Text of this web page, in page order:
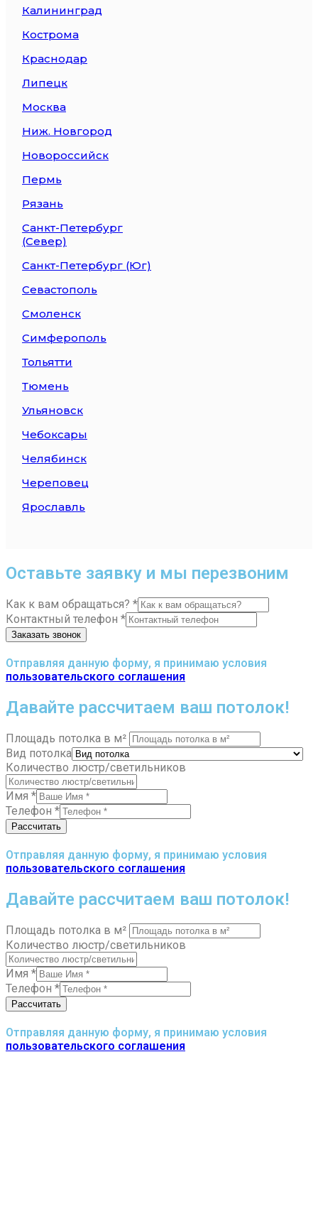
Калининград
Кострома
Краснодар
Липецк
Москва
Ниж. Новгород
Новороссийск
Пермь
Рязань
Санкт-Петербург
(Север)
Санкт-Петербург (Юг)
Севастополь
Смоленск
Симферополь
Тольятти
Тюмень
Ульяновск
Чебоксары
Челябинск
Череповец
Ярославль
Оставьте заявку и мы перезвоним
Как к вам обращаться? *
Контактный телефон *
Заказать звонок
Отправляя данную форму, я принимаю условия
пользовательского соглашения
Давайте рассчитаем ваш потолок!
Площадь потолка в м²
Вид потолка
Количество люстр/светильников
Имя *
Телефон *
Рассчитать
Отправляя данную форму, я принимаю условия
пользовательского соглашения
Давайте рассчитаем ваш потолок!
Площадь потолка в м²
Количество люстр/светильников
Имя *
Телефон *
Рассчитать
Отправляя данную форму, я принимаю условия
пользовательского соглашения